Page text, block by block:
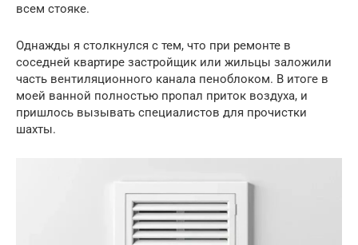
всем стояке.
Однажды я столкнулся с тем, что при ремонте в
соседней квартире застройщик или жильцы заложили
часть вентиляционного канала пеноблоком. В итоге в
моей ванной полностью пропал приток воздуха, и
пришлось вызывать специалистов для прочистки
шахты.